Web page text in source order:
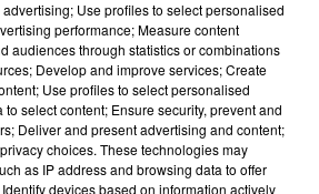
et 64 à la fin, d’avoir fait plus
en en perdant que neuf et
pourcentage des paniers à trois
qui rappelle"le budget
l’adversaire du jour.
Use profiles to select personalised
performance; Measure content
audiences through statistics or combinations
Develop and improve services; Create
Use profiles to select personalised
select content; Ensure security, prevent and
Deliver and present advertising and content;
choices. These technologies may
as IP address and browsing data to offer
devices based on information actively